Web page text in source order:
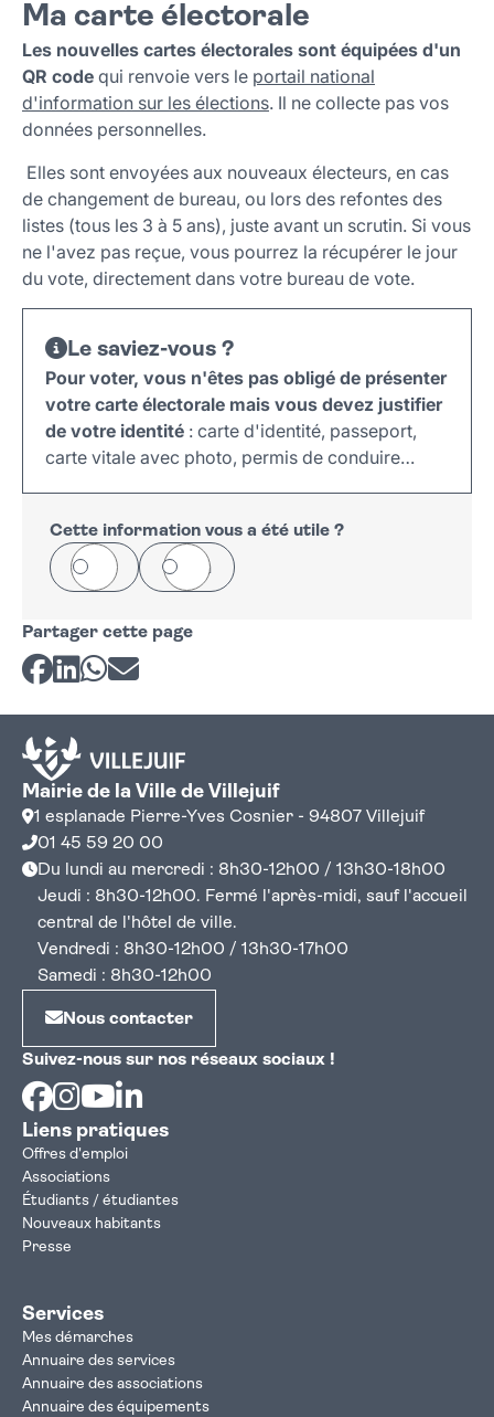
Ma carte électorale
Les nouvelles cartes électorales sont équipées d'un
QR code qui renvoie vers le portail national
d'information sur les élections. Il ne collecte pas vos
données personnelles.
Elles sont envoyées aux nouveaux électeurs, en cas
de changement de bureau, ou lors des refontes des
listes (tous les 3 à 5 ans), juste avant un scrutin. Si vous
ne l'avez pas reçue, vous pourrez la récupérer le jour
du vote, directement dans votre bureau de vote.
Le saviez-vous ?
Pour voter, vous n'êtes pas obligé de présenter
votre carte électorale mais vous devez justifier
de votre identité : carte d'identité, passeport,
carte vitale avec photo, permis de conduire…
Cette information vous a été utile ?
Oui Non
Partager cette page
Partager sur Facebook
Partager sur LinkedIn
Partager sur Whatsapp
Partager par courriel
Mairie de la Ville de Villejuif
1 esplanade Pierre-Yves Cosnier - 94807 Villejuif
01 45 59 20 00
Du lundi au mercredi : 8h30-12h00 / 13h30-18h00
Jeudi : 8h30-12h00. Fermé l'après-midi, sauf l'accueil
central de l'hôtel de ville.
Vendredi : 8h30-12h00 / 13h30-17h00
Samedi : 8h30-12h00
Nous contacter
Suivez-nous sur nos réseaux sociaux !
Facebook
Instagram
Youtube
Liens pratiques
Offres d'emploi
Associations
Étudiants / étudiantes
Nouveaux habitants
Presse
Services
Mes démarches
Annuaire des services
Annuaire des associations
Annuaire des équipements